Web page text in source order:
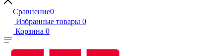
Сравнение0
Избранные товары 0
Корзина 0